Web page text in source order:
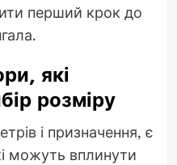
перший крок до
які
розміру
і призначення, є
можуть вплинути